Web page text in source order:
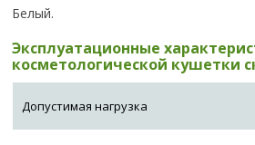
Белый.
Эксплуатационные
косметологической кушетки
Допустимая нагрузка